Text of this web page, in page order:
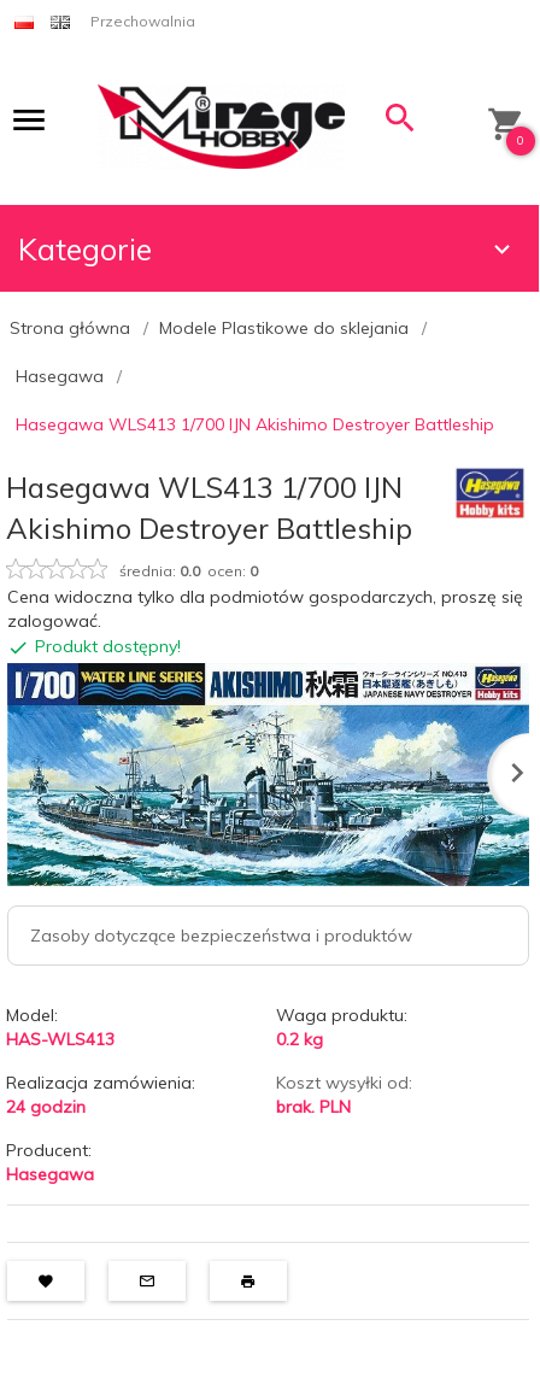
Przechowalnia
0
Kategorie
Strona główna Modele Plastikowe do sklejania
Hasegawa
Hasegawa WLS413 1/700 IJN Akishimo Destroyer Battleship
Hasegawa WLS413 1/700 IJN
Akishimo Destroyer Battleship
średnia: 0.0ocen: 0
Cena widoczna tylko dla podmiotów gospodarczych, proszę się
zalogować.
Produkt dostępny!
Zasoby dotyczące bezpieczeństwa i produktów
Model:
HAS-WLS413
Waga produktu:
0.2 kg
Realizacja zamówienia:
24 godzin
Koszt wysyłki od:
brak. PLN
Producent:
Hasegawa